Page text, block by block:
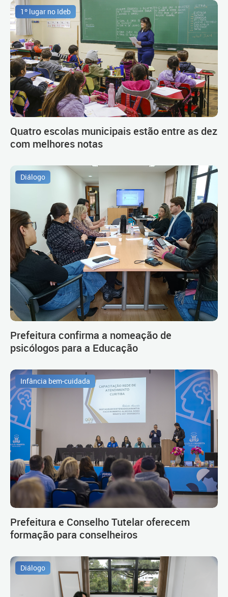
1º lugar no Ideb
Quatro escolas municipais estão entre as dez
com melhores notas
Diálogo
Prefeitura confirma a nomeação de
psicólogos para a Educação
Infância bem-cuidada
Prefeitura e Conselho Tutelar oferecem
formação para conselheiros
Diálogo